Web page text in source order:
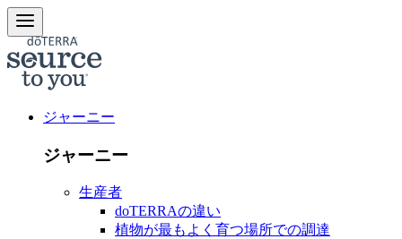
ジャーニー
ジャーニー
生産者
doTERRAの違い
植物が最もよく育つ場所での調達